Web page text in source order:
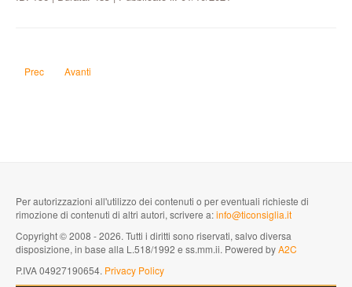
Articolo precedente: Perché lo sporco non aderisce alle cicatrici?
Prec Articolo successivo: Perché le tute spaziali non vengono usate per
Avanti
Per autorizzazioni all'utilizzo dei contenuti o per eventuali richieste di
rimozione di contenuti di altri autori, scrivere a:info@ticonsiglia.it
Copyright © 2008 - 2026. Tutti i diritti sono riservati, salvo diversa
disposizione, in base alla L.518/1992 e ss.mm.ii. Powered byA2C
P.IVA 04927190654. Privacy Policy